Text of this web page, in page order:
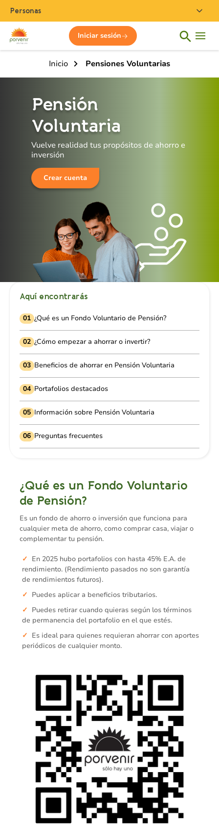
Personas
Iniciar sesión
Inicio Pensiones Voluntarias
Pensión
Voluntaria
Vuelve realidad tus propósitos de ahorro e
inversión
Crear cuenta
Aquí encontrarás
01 ¿Qué es un Fondo Voluntario de Pensión?
02 ¿Cómo empezar a ahorrar o invertir?
03 Beneficios de ahorrar en Pensión Voluntaria
04 Portafolios destacados
05 Información sobre Pensión Voluntaria
06 Preguntas frecuentes
¿Qué es un Fondo Voluntario
de Pensión?
Es un fondo de ahorro o inversión que funciona para
cualquier meta de ahorro, como comprar casa, viajar o
complementar tu pensión.
En 2025 hubo portafolios con hasta 45% E.A. de
rendimiento. (Rendimiento pasados no son garantía
de rendimientos futuros).
Puedes aplicar a beneficios tributarios.
Puedes retirar cuando quieras según los términos
de permanencia del portafolio en el que estés.
Es ideal para quienes requieran ahorrar con aportes
periódicos de cualquier monto.